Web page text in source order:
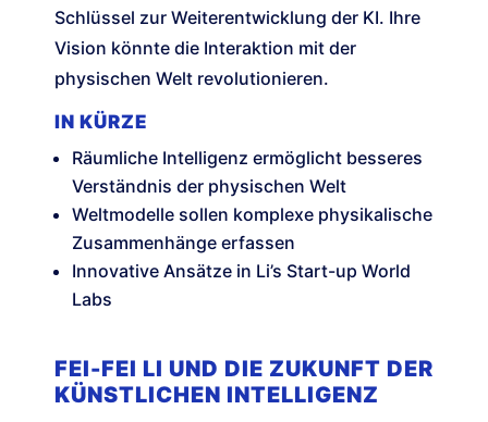
Schlüssel zur Weiterentwicklung der KI. Ihre
Vision könnte die Interaktion mit der
physischen Welt revolutionieren.
IN KÜRZE
Räumliche Intelligenz ermöglicht besseres
Verständnis der physischen Welt
Weltmodelle sollen komplexe physikalische
Zusammenhänge erfassen
Innovative Ansätze in Li’s Start-up World
Labs
FEI-FEI LI UND DIE ZUKUNFT DER
KÜNSTLICHEN INTELLIGENZ